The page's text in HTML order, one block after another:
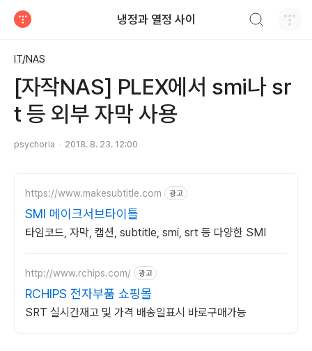
냉정과 열정 사이
IT/NAS
[자작NAS] PLEX에서 smi나 sr
t 등 외부 자막 사용
psychoria 2018. 8. 23. 12:00
https://www.makesubtitle.com 광고
SMI 메이크서브타이틀
타임코드, 자막, 캡션, subtitle, smi, srt 등 다양한 SMI
http://www.rchips.com/ 광고
RCHIPS 전자부품 쇼핑몰
SRT 실시간재고 및 가격 배송일표시 바로구매가능